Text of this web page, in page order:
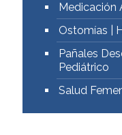
Medicación
Ostomías |
Pañales
Pediátrico
Salud